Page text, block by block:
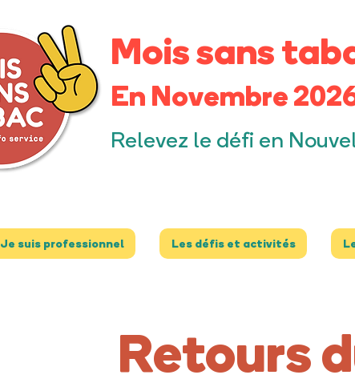
Mois sans
En Novembre
Relevez le défi en
Je suis professionnel Les défis et activités
Retours